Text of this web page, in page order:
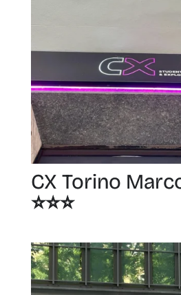
CX Torino
⭐️⭐️⭐️